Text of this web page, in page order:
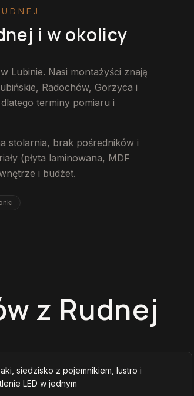
i w okolicy
Lubinie. Nasi montażyści znają
Radochów, Gorzyca i
terminy pomiaru i
stolarnia, brak pośredników i
(płyta laminowana, MDF
i budżet.
z Rudnej
siedzisko z pojemnikiem, lustro i
LED w jednym